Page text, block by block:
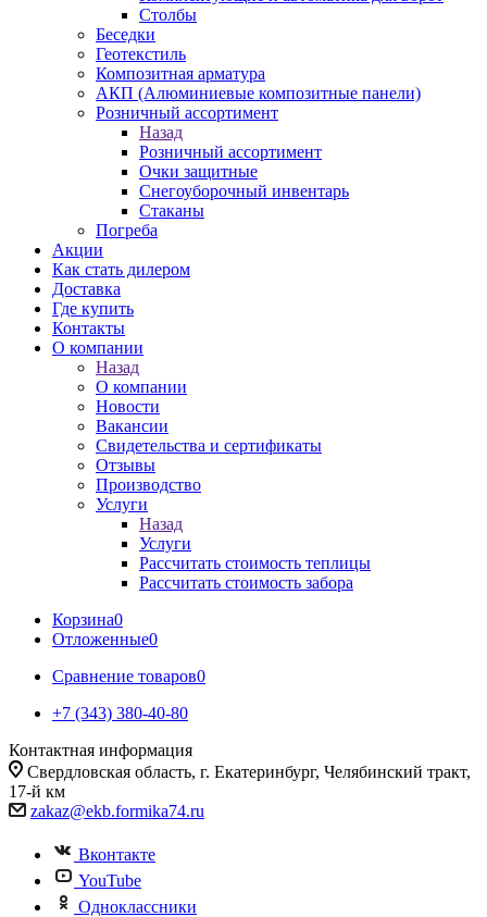
Столбы
Беседки
Геотекстиль
Композитная арматура
АКП (Алюминиевые композитные панели)
Розничный ассортимент
Назад
Розничный ассортимент
Очки защитные
Снегоуборочный инвентарь
Стаканы
Погреба
Акции
Как стать дилером
Доставка
Где купить
Контакты
О компании
Назад
О компании
Новости
Вакансии
Свидетельства и сертификаты
Отзывы
Производство
Услуги
Назад
Услуги
Рассчитать стоимость теплицы
Рассчитать стоимость забора
Корзина0
Отложенные0
Сравнение товаров0
+7 (343) 380-40-80
Контактная информация
Свердловская область, г. Екатеринбург, Челябинский тракт,
17-й км
zakaz@ekb.formika74.ru
Вконтакте
YouTube
Одноклассники